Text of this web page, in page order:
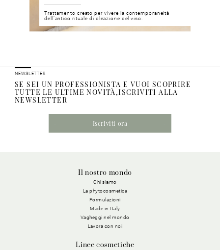
Trattamento creato per vivere la contemporaneità
dell’antico rituale di oleazione del viso.
NEWSLETTER
SE SEI UN PROFESSIONISTA E VUOI SCOPRIRE
TUTTE LE ULTIME NOVITÀ,ISCRIVITI ALLA
NEWSLETTER
Iscriviti ora
Il nostro mondo
Chi siamo
La phytocosmetica
Formulazioni
Made in Italy
Vagheggi nel mondo
Lavora con noi
Linee cosmetiche